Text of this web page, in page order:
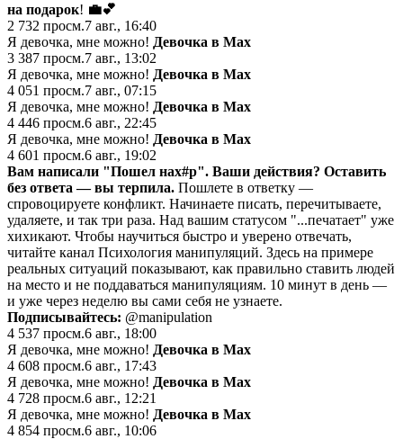
на подарок! 💼💕
2 732 просм.7 авг., 16:40
Я девочка, мне можно! Девочка в Мах
3 387 просм.7 авг., 13:02
Я девочка, мне можно! Девочка в Мах
4 051 просм.7 авг., 07:15
Я девочка, мне можно! Девочка в Мах
4 446 просм.6 авг., 22:45
Я девочка, мне можно! Девочка в Мах
4 601 просм.6 авг., 19:02
Вам написали "Пошел нах#р". Ваши действия? Оставить
без ответа — вы терпила. Пошлете в ответку —
спровоцируете конфликт. Начинаете писать, перечитываете,
удаляете, и так три раза. Над вашим статусом "...печатает" уже
хихикают. Чтобы научиться быстро и уверено отвечать,
читайте канал Психология манипуляций. Здесь на примере
реальных ситуаций показывают, как правильно ставить людей
на место и не поддаваться манипуляциям. 10 минут в день —
и уже через неделю вы сами себя не узнаете.
Подписывайтесь: @manipulation
4 537 просм.6 авг., 18:00
Я девочка, мне можно! Девочка в Мах
4 608 просм.6 авг., 17:43
Я девочка, мне можно! Девочка в Мах
4 728 просм.6 авг., 12:21
Я девочка, мне можно! Девочка в Мах
4 854 просм.6 авг., 10:06